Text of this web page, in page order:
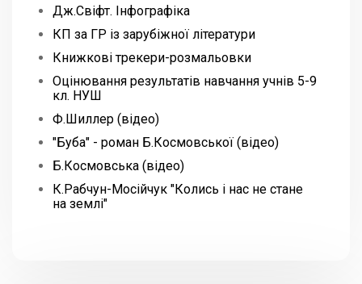
Дж.Свіфт. Інфографіка
КП за ГР із зарубіжної літератури
Книжкові трекери-розмальовки
Оцінювання результатів навчання учнів 5-9
кл. НУШ
Ф.Шиллер (відео)
"Буба" - роман Б.Космовської (відео)
Б.Космовська (відео)
К.Рабчун-Мосійчук "Колись і нас не стане
на землі"